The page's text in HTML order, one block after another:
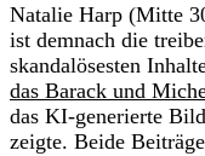
Natalie Harp (Mitte
ist demnach die
skandalösesten
das Barack und
das KI-generierte
zeigte. Beide